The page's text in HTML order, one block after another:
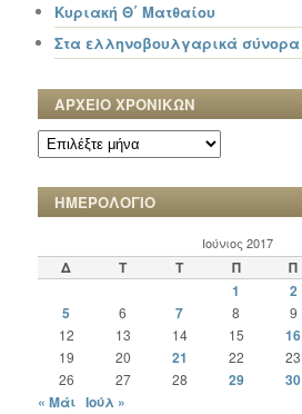
Κυριακή Θ΄ Ματθαίου
Στα ελληνοβουλγαρικά σύνορα
ΑΡΧΕΙΟ ΧΡΟΝΙΚΩΝ
ΑΡΧΕΙΟ
ΧΡΟΝΙΚΩΝ
ΗΜΕΡΟΛΟΓΙΟ
Ιούνιος 2017
Δ Τ Τ Π Π
1
2
5
6 7 8 9
12 13 14 15 16
19 20 21 22 23
26 27 28 29
30
« Μάι Ιούλ »